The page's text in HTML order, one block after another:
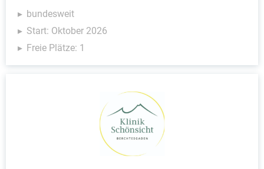
bundesweit
Start: Oktober 2026
Freie Plätze: 1